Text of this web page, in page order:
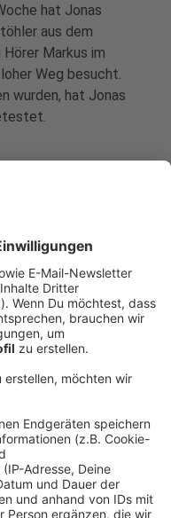
hat Jonas
aus dem
Markus im
Weg besucht.
wurden, hat Jonas
bei ANTENNE
Garten. Sie
Pflanzen
aus dem